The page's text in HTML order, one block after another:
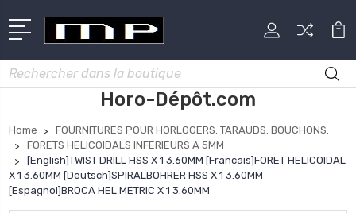
Rechercher
Horo-Dépôt.com
Home
FOURNITURES POUR HORLOGERS. TARAUDS. BOUCHONS.
FORETS HELICOIDALS INFERIEURS A 5MM
[English]TWIST DRILL HSS X 1 3.60MM [Francais]FORET HELICOIDAL
X 1 3.60MM [Deutsch]SPIRALBOHRER HSS X 1 3.60MM
[Espagnol]BROCA HEL METRIC X 1 3.60MM